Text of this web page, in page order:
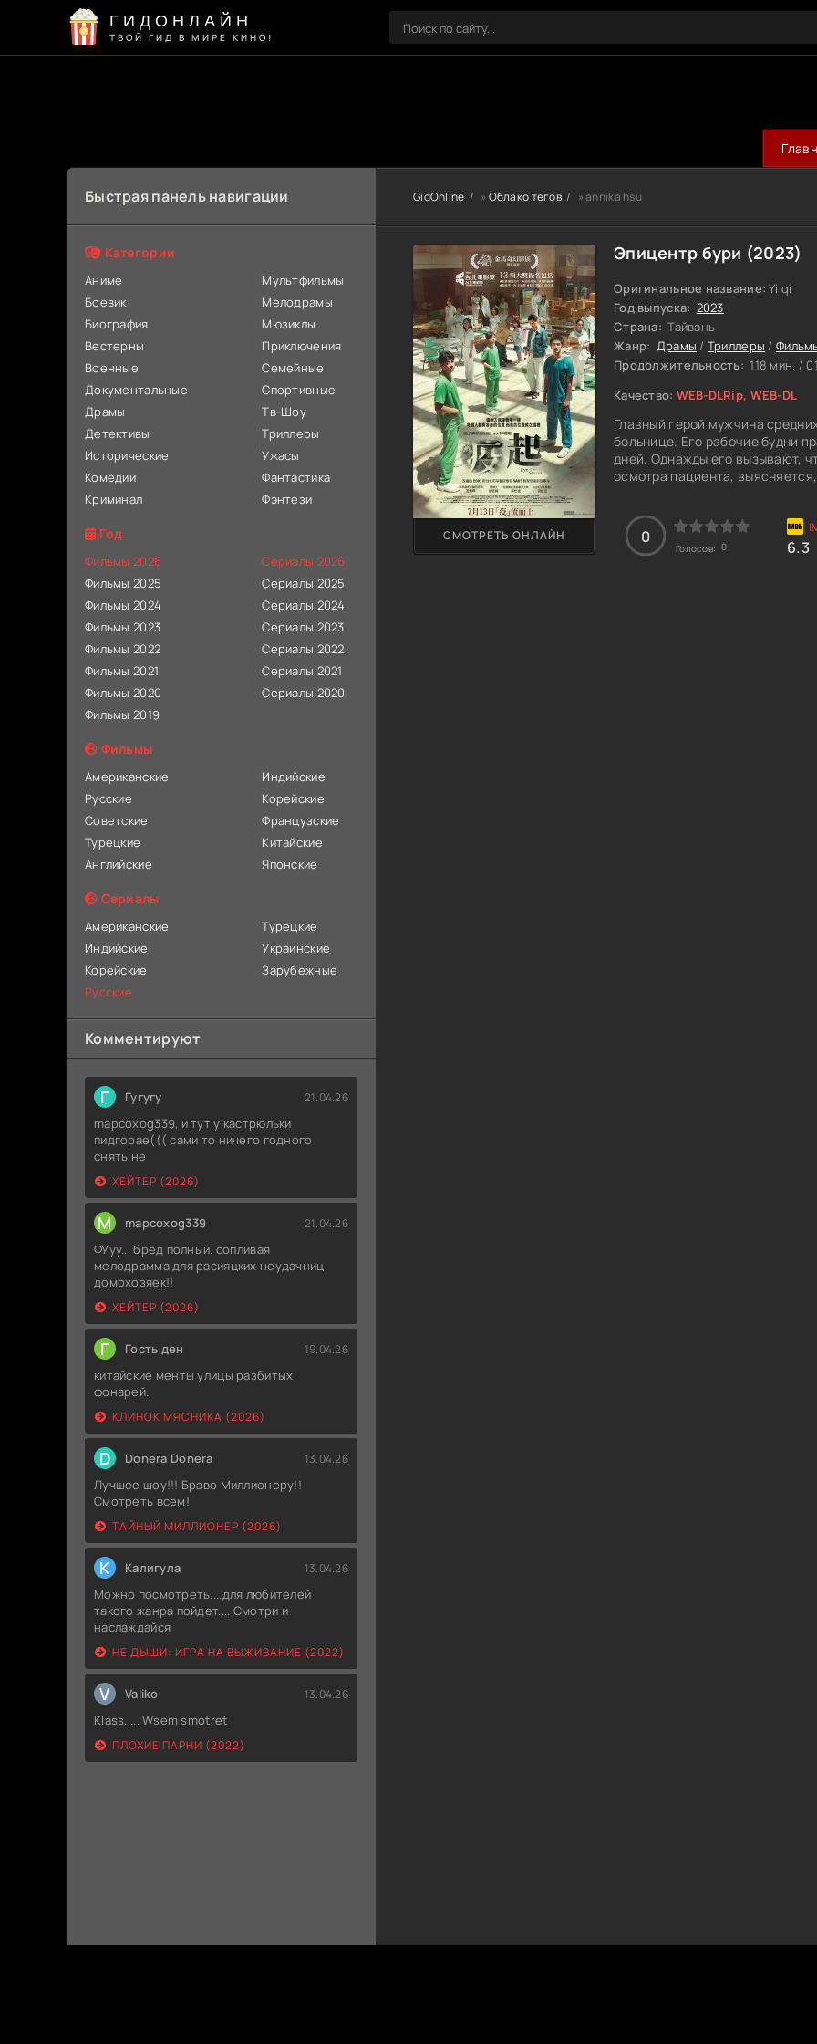
ГИДОНЛАЙН
ТВОЙ ГИД В МИРЕ КИНО!
Быстрая панель навигации
Категории
Аниме
Боевик
Биография
Вестерны
Военные
Документальные
Драмы
Детективы
Исторические
Комедии
Криминал
Мультфильмы
Мелодрамы
Мюзиклы
Приключения
Семейные
Спортивные
Тв-Шоу
Триллеры
Ужасы
Фантастика
Фэнтези
Год
Фильмы 2026
Фильмы 2025
Фильмы 2024
Фильмы 2023
Фильмы 2022
Фильмы 2021
Фильмы 2020
Фильмы 2019
Сериалы 2026
Сериалы 2025
Сериалы 2024
Сериалы 2023
Сериалы 2022
Сериалы 2021
Сериалы 2020
Фильмы
Американские
Русские
Советские
Турецкие
Английские
Индийские
Корейские
Французские
Китайские
Японские
Сериалы
Американские
Индийские
Корейские
Русские
Турецкие
Украинские
Зарубежные
Комментируют
Г Гугугу 21.04.26
mapcoxog339, и тут у кастрюльки
пидгорае((( сами то ничего годного
снять не
ХЕЙТЕР (2026)
M mapcoxog339 21.04.26
ФУуу... бред полный. сопливая
мелодрамма для расияцких неудачниц
домохозяек!!
ХЕЙТЕР (2026)
Г Гость ден 19.04.26
китайские менты улицы разбитых
фонарей.
КЛИНОК МЯСНИКА (2026)
D Donera Donera 13.04.26
Лучшее шоу!!! Браво Миллионеру!!
Смотреть всем!
ТАЙНЫЙ МИЛЛИОНЕР (2026)
К Калигула 13.04.26
Можно посмотреть....для любителей
такого жанра пойдет.... Смотри и
наслаждайся
НЕ ДЫШИ: ИГРА НА ВЫЖИВАНИЕ (2022)
V Valiko 13.04.26
Klass..... Wsem smotret
ПЛОХИЕ ПАРНИ (2022)
GidOnline » Облако тегов » annika hsu
Эпицентр бури (2023)
Оригинальное название: Yi qi
Год выпуска: 2023
Страна: Тайвань
Жанр: Драмы / Триллеры /
Продолжительность: 118 мин. /
Качество: WEB-DLRip, WEB-DL
Главный герой мужчина
больнице. Его рабочие будни
дней. Однажды его вызывают,
осмотра пациента,
находился на тот момент в
Откуда ждать спасение, а тем
СМОТРЕТЬ ОНЛАЙН 0
Голосов: 0 6.3